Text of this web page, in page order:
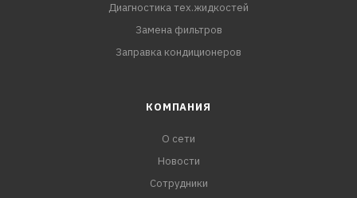
Диагностика тех.жидкостей
Замена фильтров
Заправка кондиционеров
КОМПАНИЯ
О сети
Новости
Сотрудники